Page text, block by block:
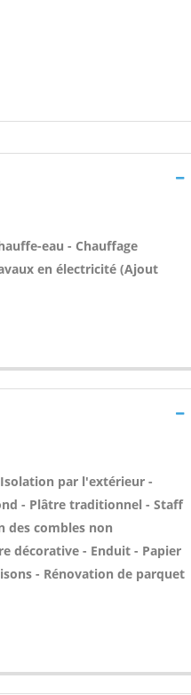
eau - Chauffage
en électricité (Ajout
par l'extérieur -
- Plâtre traditionnel - Staff
des combles non
décorative - Enduit - Papier
- Rénovation de parquet